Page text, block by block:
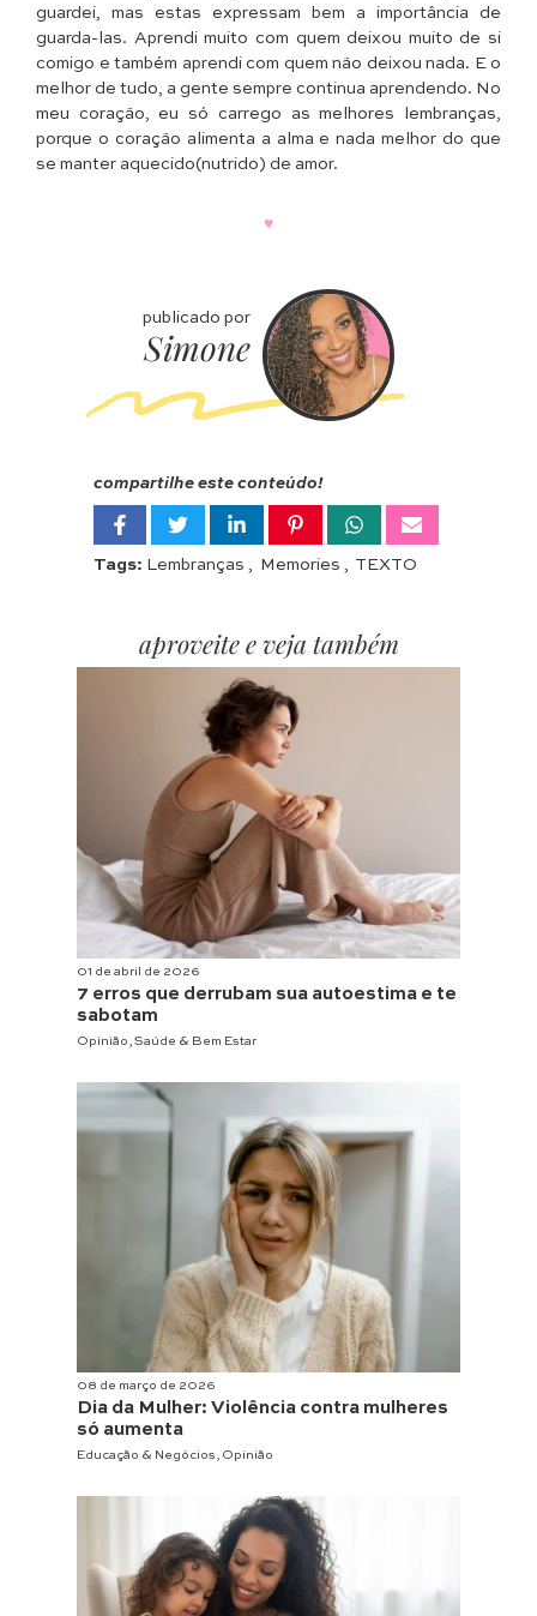
guardei, mas estas expressam bem a importância de
guarda-las. Aprendi muito com quem deixou muito de si
comigo e também aprendi com quem não deixou nada. E o
melhor de tudo, a gente sempre continua aprendendo. No
meu coração, eu só carrego as melhores lembranças,
porque o coração alimenta a alma e nada melhor do que
se manter aquecido(nutrido) de amor.
♥
compartilhe este conteúdo!
Tags: Lembranças , Memories , TEXTO
publicado por
Simone
aproveite e veja também
01 de abril de 2026
7 erros que derrubam sua autoestima e te
sabotam
Opinião Saúde & Bem Estar
08 de março de 2026
Dia da Mulher: Violência contra mulheres
só aumenta
Educação & Negócios Opinião